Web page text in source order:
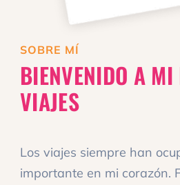
SOBRE MÍ
BIENVENIDO A MI
VIAJES
Los viajes siempre han
importante en mi corazón.